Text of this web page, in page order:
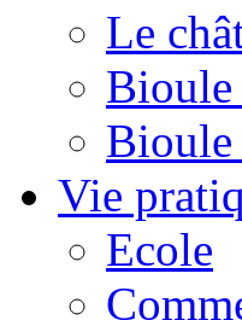
Le
Bioule
Vie
Ecole